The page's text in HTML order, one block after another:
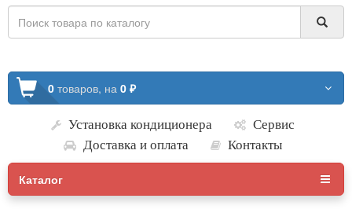
0 товаров, на 0 ₽
Установка кондиционера
Сервис
Доставка и оплата
Контакты
Каталог